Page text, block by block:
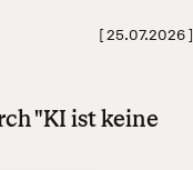
[25.07.2026]
"KI ist keine